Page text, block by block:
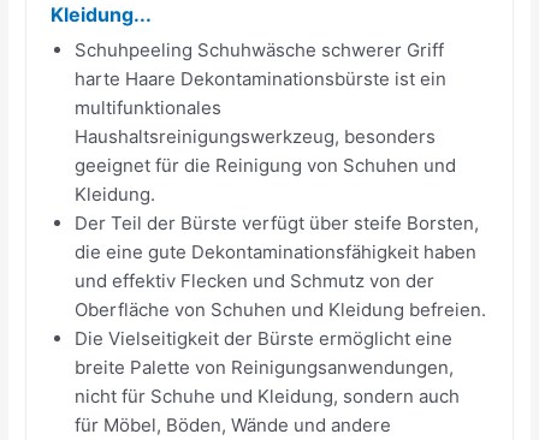
Kleidung...
Schuhpeeling Schuhwäsche schwerer Griff
harte Haare Dekontaminationsbürste ist ein
multifunktionales
Haushaltsreinigungswerkzeug, besonders
geeignet für die Reinigung von Schuhen und
Kleidung.
Der Teil der Bürste verfügt über steife Borsten,
die eine gute Dekontaminationsfähigkeit haben
und effektiv Flecken und Schmutz von der
Oberfläche von Schuhen und Kleidung befreien.
Die Vielseitigkeit der Bürste ermöglicht eine
breite Palette von Reinigungsanwendungen,
nicht für Schuhe und Kleidung, sondern auch
für Möbel, Böden, Wände und andere